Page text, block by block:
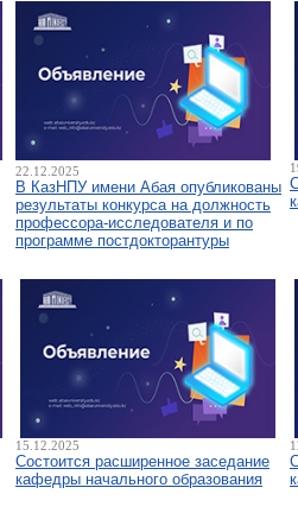
22.12.2025
В КазНПУ имени Абая опубликованы
результаты конкурса на должность
профессора-исследователя и по
программе постдокторантуры
15.12.2025
Состоится расширенное заседание
кафедры начального образования